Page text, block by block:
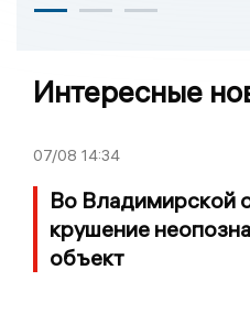
Интересные
07/08 14:34
Во Владимирской
крушение
объект